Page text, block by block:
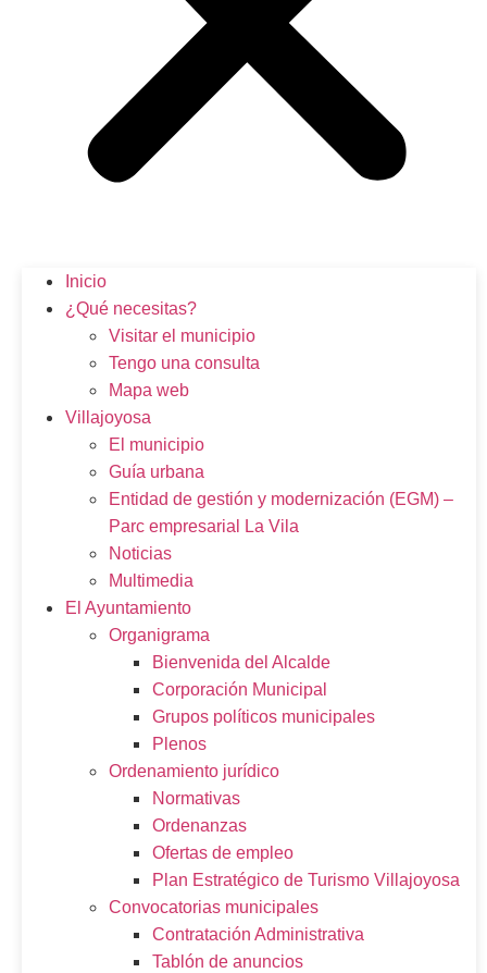
Inicio
¿Qué necesitas?
Visitar el municipio
Tengo una consulta
Mapa web
Villajoyosa
El municipio
Guía urbana
Entidad de gestión y modernización (EGM) –
Parc empresarial La Vila
Noticias
Multimedia
El Ayuntamiento
Organigrama
Bienvenida del Alcalde
Corporación Municipal
Grupos políticos municipales
Plenos
Ordenamiento jurídico
Normativas
Ordenanzas
Ofertas de empleo
Plan Estratégico de Turismo Villajoyosa
Convocatorias municipales
Contratación Administrativa
Tablón de anuncios